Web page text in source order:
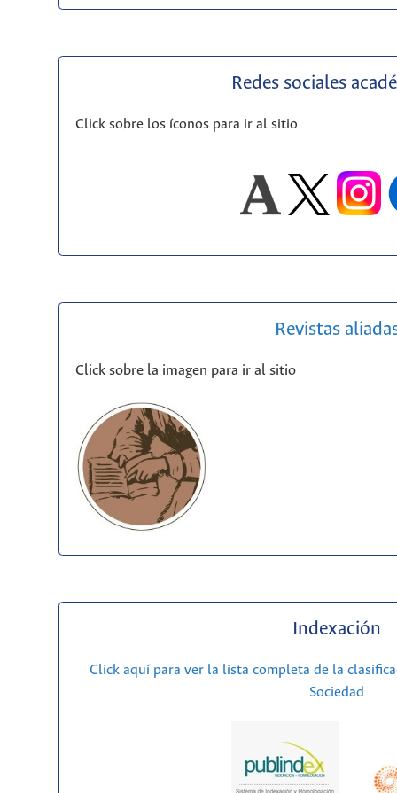
Redes sociales
Click sobre los íconos para ir al sitio
Revistas
Click sobre la imagen para ir al sitio
Indexación
Click aquí para ver la lista completa de la
Sociedad